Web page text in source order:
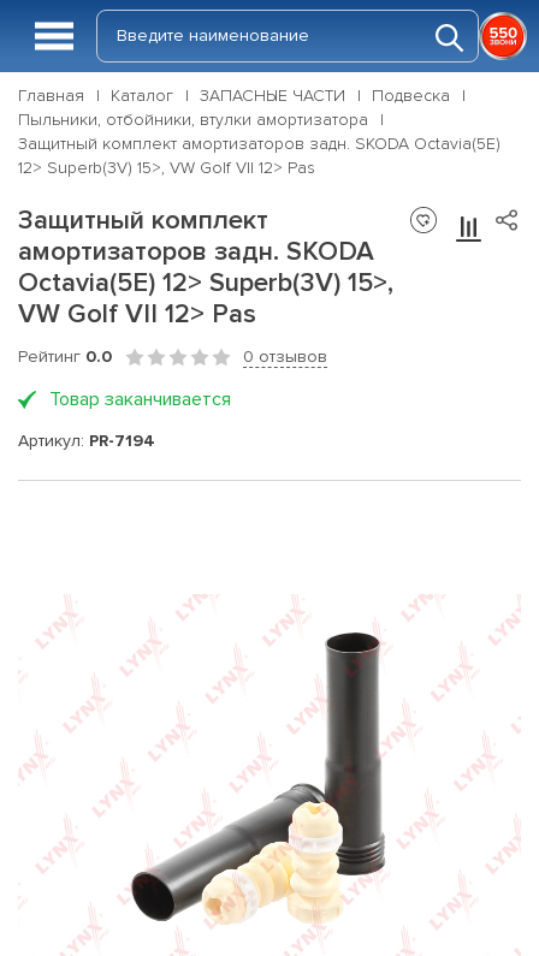
Главная Каталог ЗАПАСНЫЕ ЧАСТИ
Подвеска
Пыльники, отбойники, втулки амортизатора
Защитный комплект амортизаторов задн. SKODA Octavia(5E)
12> Superb(3V) 15>, VW Golf VII 12> Pas
Защитный комплект
амортизаторов задн. SKODA
Octavia(5E) 12> Superb(3V) 15>,
VW Golf VII 12> Pas
Рейтинг 0.0 0 отзывов
Товар заканчивается
Артикул: PR-7194